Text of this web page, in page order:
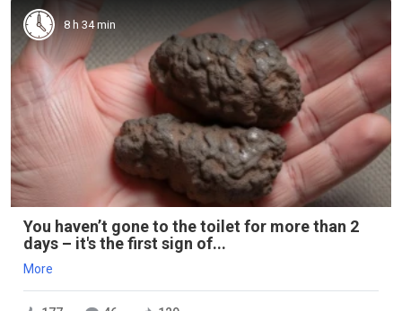
8 h 34 min
You haven’t gone to the toilet for more than 2
days – it's the first sign of...
More